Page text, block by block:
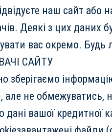
наш сайт
Деякі з цих
вас окремо. Будь
САЙТУ
зберігаємо
але не обмежуватись,
дані вашої